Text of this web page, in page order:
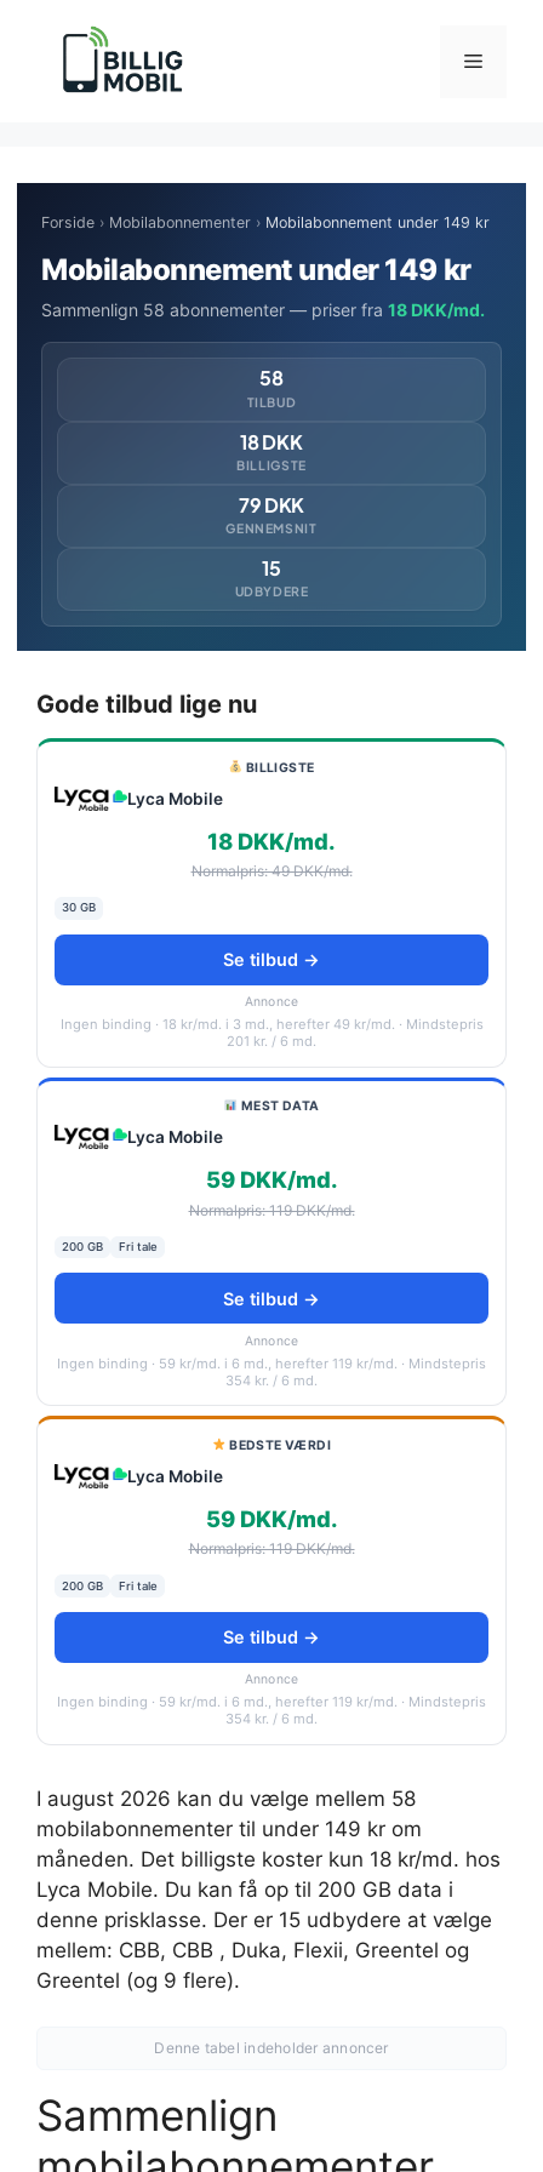
indhold
Menu
Forside › Mobilabonnementer › Mobilabonnement under 149 kr
Mobilabonnement under 149 kr
Sammenlign 58 abonnementer — priser fra 18 DKK/md.
58
TILBUD
18 DKK
BILLIGSTE
79 DKK
GENNEMSNIT
15
UDBYDERE
Gode tilbud lige nu
BILLIGSTE
Lyca Mobile
18 DKK/md.
Normalpris: 49 DKK/md.
30 GB
Se tilbud →
Annonce
Ingen binding · 18 kr/md. i 3 md., herefter 49 kr/md. · Mindstepris
201 kr. / 6 md.
MEST DATA
Lyca Mobile
59 DKK/md.
Normalpris: 119 DKK/md.
200 GB Fri tale
Se tilbud →
Annonce
Ingen binding · 59 kr/md. i 6 md., herefter 119 kr/md. · Mindstepris
354 kr. / 6 md.
BEDSTE VÆRDI
Lyca Mobile
59 DKK/md.
Normalpris: 119 DKK/md.
200 GB Fri tale
Se tilbud →
Annonce
Ingen binding · 59 kr/md. i 6 md., herefter 119 kr/md. · Mindstepris
354 kr. / 6 md.
I august 2026 kan du vælge mellem 58
mobilabonnementer til under 149 kr om
måneden. Det billigste koster kun 18 kr/md. hos
Lyca Mobile. Du kan få op til 200 GB data i
denne prisklasse. Der er 15 udbydere at vælge
mellem: CBB, CBB , Duka, Flexii, Greentel og
Greentel (og 9 flere).
Denne tabel indeholder annoncer
Sammenlign